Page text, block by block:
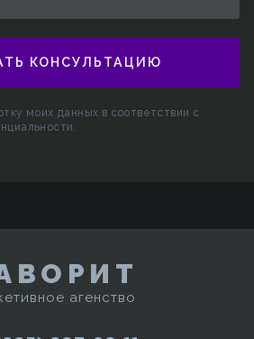
КОНСУЛЬТАЦИЮ
моих данных в соответствии с
.
агенство